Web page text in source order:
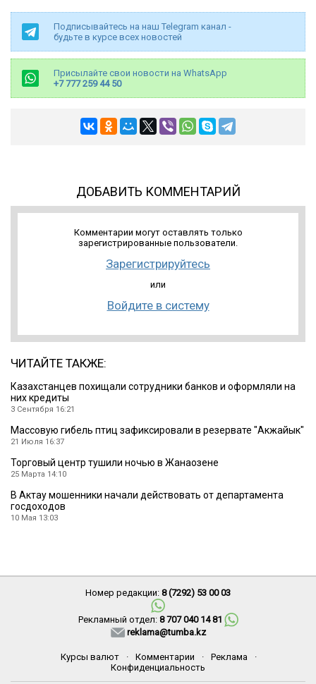
Подписывайтесь на наш Telegram канал -
будьте в курсе всех новостей
Присылайте свои новости на WhatsApp
+7 777 259 44 50
ДОБАВИТЬ КОММЕНТАРИЙ
Комментарии могут оставлять только
зарегистрированные пользователи.
Зарегистрируйтесь
или
Войдите в систему
ЧИТАЙТЕ ТАКЖЕ:
Казахстанцев похищали сотрудники банков и оформляли на
них кредиты
3 Сентября 16:21
Массовую гибель птиц зафиксировали в резервате ″Акжайык″
21 Июля 16:37
Торговый центр тушили ночью в Жанаозене
25 Марта 14:10
В Актау мошенники начали действовать от департамента
госдоходов
10 Мая 13:03
Номер редакции: 8 (7292) 53 00 03
Рекламный отдел: 8 707 040 14 81
reklama@tumba.kz
Курсы валют · Комментарии · Реклама
·
Конфиденциальность